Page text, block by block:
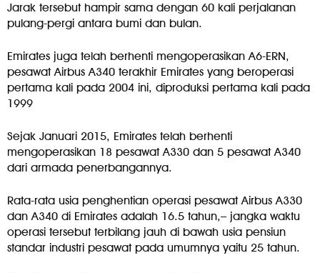
Jarak tersebut hampir sama dengan 60 kali perjalanan
pulang-pergi antara bumi dan bulan.
Emirates juga telah berhenti mengoperasikan A6-ERN,
pesawat Airbus A340 terakhir Emirates yang beroperasi
pertama kali pada 2004 ini, diproduksi pertama kali pada
1999
Sejak Januari 2015, Emirates telah berhenti
mengoperasikan 18 pesawat A330 dan 5 pesawat A340
dari armada penerbangannya.
Rata-rata usia penghentian operasi pesawat Airbus A330
dan A340 di Emirates adalah 16.5 tahun,– jangka waktu
operasi tersebut terbilang jauh di bawah usia pensiun
standar industri pesawat pada umumnya yaitu 25 tahun.